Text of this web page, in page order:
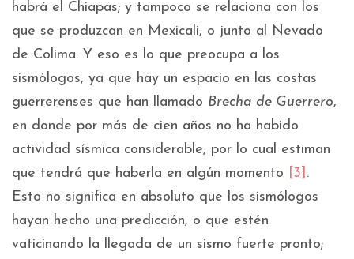
habrá el Chiapas; y tampoco se relaciona con los
que se produzcan en Mexicali, o junto al Nevado
de Colima. Y eso es lo que preocupa a los
sismólogos, ya que hay un espacio en las costas
guerrerenses que han llamado Brecha de Guerrero,
en donde por más de cien años no ha habido
actividad sísmica considerable, por lo cual estiman
que tendrá que haberla en algún momento
[3] .
Esto no significa en absoluto que los sismólogos
hayan hecho una predicción, o que estén
vaticinando la llegada de un sismo fuerte pronto;